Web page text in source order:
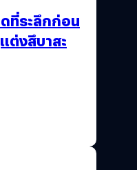
ที่ระลึกก่อน
ต่งสึบาสะ